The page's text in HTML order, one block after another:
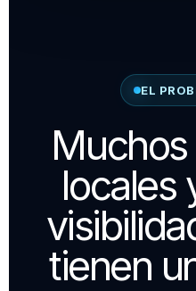
EL
locales
tienen